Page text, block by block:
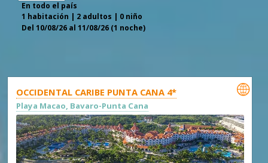
En todo el país
1 habitación | 2 adultos | 0 niño
Del 10/08/26 al 11/08/26 (1 noche)
OCCIDENTAL CARIBE PUNTA CANA 4*
Playa Macao, Bavaro-Punta Cana
